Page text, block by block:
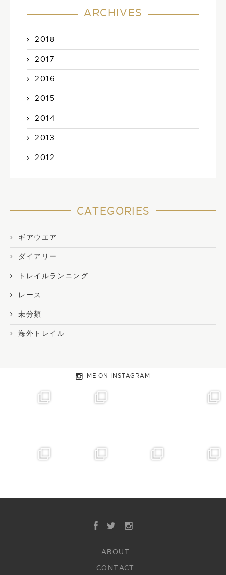
ARCHIVES
2018
2017
2016
2015
2014
2013
2012
CATEGORIES
ギアウエア
ダイアリー
トレイルランニング
レース
未分類
海外トレイル
ME ON INSTAGRAM
ABOUT
CONTACT